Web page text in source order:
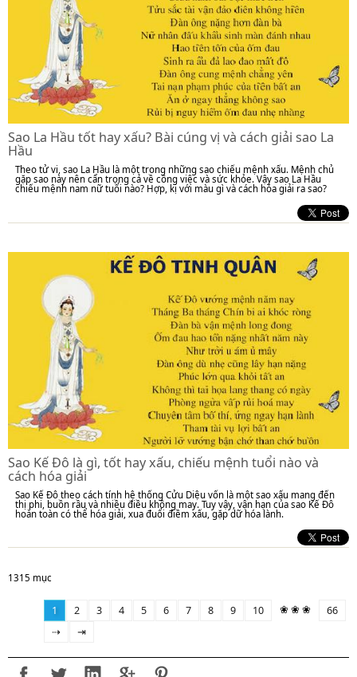
Sao La Hầu tốt hay xấu? Bài cúng vị và cách giải sao La
Hầu
Theo tử vi, sao La Hầu là một trong những sao chiếu mệnh xấu. Mệnh chủ
gặp sao này nên cẩn trọng cả về công việc và sức khỏe. Vậy sao La Hầu
chiếu mệnh nam nữ tuổi nào? Hợp, kị với màu gì và cách hóa giải ra sao?
Sao Kế Đô là gì, tốt hay xấu, chiếu mệnh tuổi nào và
cách hóa giải
Sao Kế Đô theo cách tính hệ thống Cửu Diệu vốn là một sao xấu mang đến
thị phi, buồn rầu và nhiều điều không may. Tuy vậy, vận hạn của sao Kế Đô
hoàn toàn có thể hóa giải, xua đuổi điềm xấu, gặp dữ hóa lành.
1315 mục
1 2 3 4 5 6 7 8 9 10 ❀ ❀ ❀
66
⇢
⇥